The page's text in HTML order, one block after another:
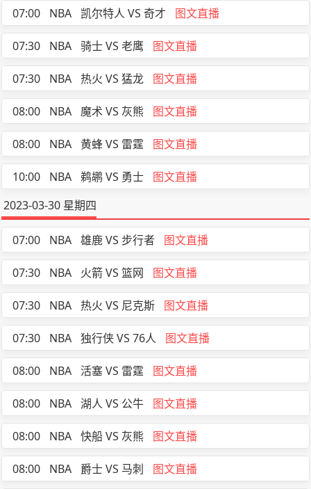
07:00 NBA 凯尔特人 VS 奇才 图文直播
07:30 NBA 骑士 VS 老鹰 图文直播
07:30 NBA 热火 VS 猛龙 图文直播
08:00 NBA 魔术 VS 灰熊 图文直播
08:00 NBA 黄蜂 VS 雷霆 图文直播
10:00 NBA 鹈鹕 VS 勇士
图文直播
2023-03-30 星期四
07:00 NBA 雄鹿 VS 步行者 图文直播
07:30 NBA 火箭 VS 篮网 图文直播
07:30 NBA 热火 VS 尼克斯 图文直播
07:30 NBA 独行侠 VS 76人 图文直播
08:00 NBA 活塞 VS 雷霆 图文直播
08:00 NBA 湖人 VS 公牛 图文直播
08:00 NBA 快船 VS 灰熊 图文直播
08:00 NBA 爵士 VS 马刺 图文直播